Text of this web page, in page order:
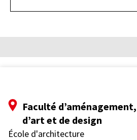
Faculté
d’art et de design
École d'architecture